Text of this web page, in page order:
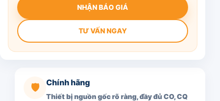
NHẬN BÁO GIÁ
TƯ VẤN NGAY
🛡️ Chính hãng
Thiết bị nguồn gốc rõ ràng, đầy đủ CO, CQ